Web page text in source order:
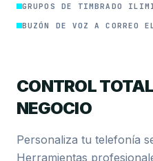
GRUPOS DE TIMBRADO
BUZÓN DE VOZ A CORREO
CONTROL
NEGOCIO
Personaliza tu telefonía
Herramientas